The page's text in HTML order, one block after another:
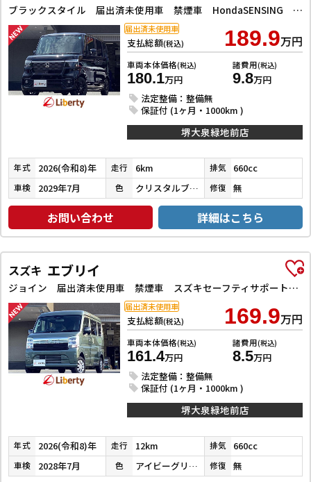
ブラックスタイル 届出済未使用車 禁煙車 HondaSENSING 両側自動ドア アダプティブクルーズコントロール 電子パーキング 前席シートヒーター LEDヘッドライト スマートキー プッシュスタート 純正アルミ
支払総額(税込) 189.9万円
車両本体価格(税込)
180.1万円
諸費用(税込)
9.8万円
法定整備：整備無
保証付 (1ヶ月・1000km )
届出済未使用車
堺大泉緑地前店
年式 2026(令和8)年 走行 6km 排気 660cc
車検 2029年7月 色 クリスタルブラックパール 修復 無
お問い合わせ 詳細はこちら
スズキ エブリイ
ジョイン 届出済未使用車 禁煙車 スズキセーフティサポート LEDヘッドライト 両側スライドドア スマートキー プッシュスタート 障害物センサー 運転席シートヒーター 電動格納ミラー
支払総額(税込) 169.9万円
車両本体価格(税込)
161.4万円
諸費用(税込)
8.5万円
法定整備：整備無
保証付 (1ヶ月・1000km )
届出済未使用車
堺大泉緑地前店
年式 2026(令和8)年 走行 12km 排気 660cc
車検 2028年7月 色 アイビーグリーンメタリック 修復 無